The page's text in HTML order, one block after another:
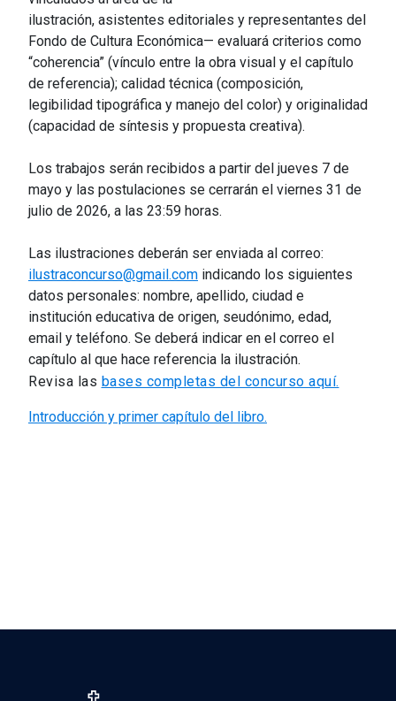
ilustración, asistentes editoriales y representantes del
Fondo de Cultura Económica— evaluará criterios como
“coherencia” (vínculo entre la obra visual y el capítulo
de referencia); calidad técnica (composición,
legibilidad tipográfica y manejo del color) y originalidad
(capacidad de síntesis y propuesta creativa).
Los trabajos serán recibidos a partir del jueves 7 de
mayo y las postulaciones se cerrarán el viernes 31 de
julio de 2026, a las 23:59 horas.
Las ilustraciones deberán ser enviada al correo:
ilustraconcurso@gmail.com indicando los siguientes
datos personales: nombre, apellido, ciudad e
institución educativa de origen, seudónimo, edad,
email y teléfono. Se deberá indicar en el correo el
capítulo al que hace referencia la ilustración.
Revisa las bases completas del concurso aquí.
Introducción y primer capítulo del libro.